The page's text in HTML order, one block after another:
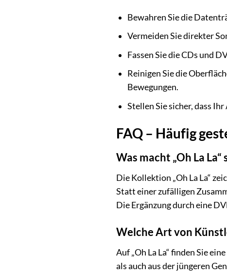
Bewahren Sie die
Vermeiden Sie direkter
Fassen Sie die CDs und
Reinigen Sie die
Bewegungen.
Stellen Sie sicher, dass
FAQ – Häufig
Was macht „Oh La
Die Kollektion „Oh La La“
Statt einer zufälligen
Die Ergänzung durch eine
Welche Art von
Auf „Oh La La“ finden Sie
als auch aus der jüngeren